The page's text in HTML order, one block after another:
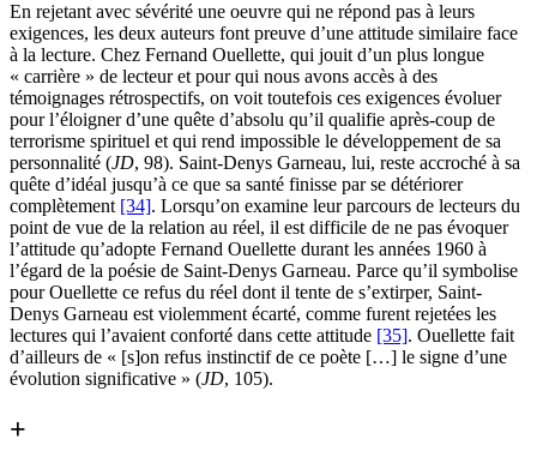
En rejetant avec sévérité une oeuvre qui ne répond pas à leurs
exigences, les deux auteurs font preuve d’une attitude similaire face
à la lecture. Chez Fernand Ouellette, qui jouit d’un plus longue
« carrière » de lecteur et pour qui nous avons accès à des
témoignages rétrospectifs, on voit toutefois ces exigences évoluer
pour l’éloigner d’une quête d’absolu qu’il qualifie après-coup de
terrorisme spirituel et qui rend impossible le développement de sa
personnalité (JD, 98). Saint-Denys Garneau, lui, reste accroché à sa
quête d’idéal jusqu’à ce que sa santé finisse par se détériorer
complètement [34]. Lorsqu’on examine leur parcours de lecteurs du
point de vue de la relation au réel, il est difficile de ne pas évoquer
l’attitude qu’adopte Fernand Ouellette durant les années 1960 à
l’égard de la poésie de Saint-Denys Garneau. Parce qu’il symbolise
pour Ouellette ce refus du réel dont il tente de s’extirper, Saint-
Denys Garneau est violemment écarté, comme furent rejetées les
lectures qui l’avaient conforté dans cette attitude [35]. Ouellette fait
d’ailleurs de « [s]on refus instinctif de ce poète […] le signe d’une
évolution significative » (JD, 105).
+